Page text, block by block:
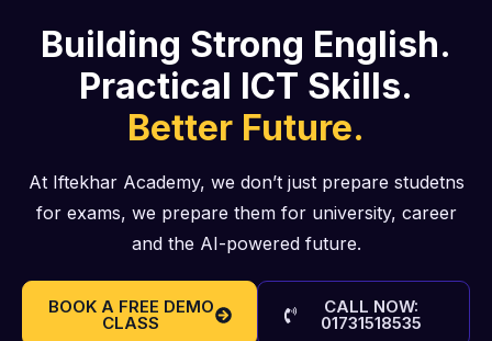
Building Strong English.
Practical ICT Skills.
Better Future.
At Iftekhar Academy, we don’t just prepare studetns
for exams, we prepare them for university, career
and the AI-powered future.
BOOK A FREE DEMO
CLASS
CALL NOW:
01731518535